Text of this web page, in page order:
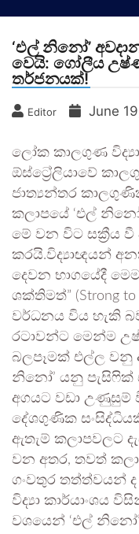
‘එල් නිනෝ’
වෙයි: ගෝලීය
තර්ජනයක්!
Editor June
ලෝක කාලගුණ විද්‍යා
ඕස්ට්‍රේලියාවේ
ජාත්‍යන්තර
කලාපයේ ‘එල්
මේ වන විට සක්‍රීය
කරයි.විද්‍යාඥයන්
දෙවන භාගයේදී
ශක්තිමත්” (Strong
වර්ධනය විය හැකි
රටාවන්ට මෙන්ම
බලපෑමක් එල්ල වනු
නිනෝ’ යනු පැසිෆික්
අගයට වඩා උණුසුම්
දේශගුණික
ඇතැම් කලාපවලට
වන අතර, තවත්
ගංවතුර තත්ත්වයන්
විද්‍යා කාර්යාංශය
වශයෙන් ‘එල්